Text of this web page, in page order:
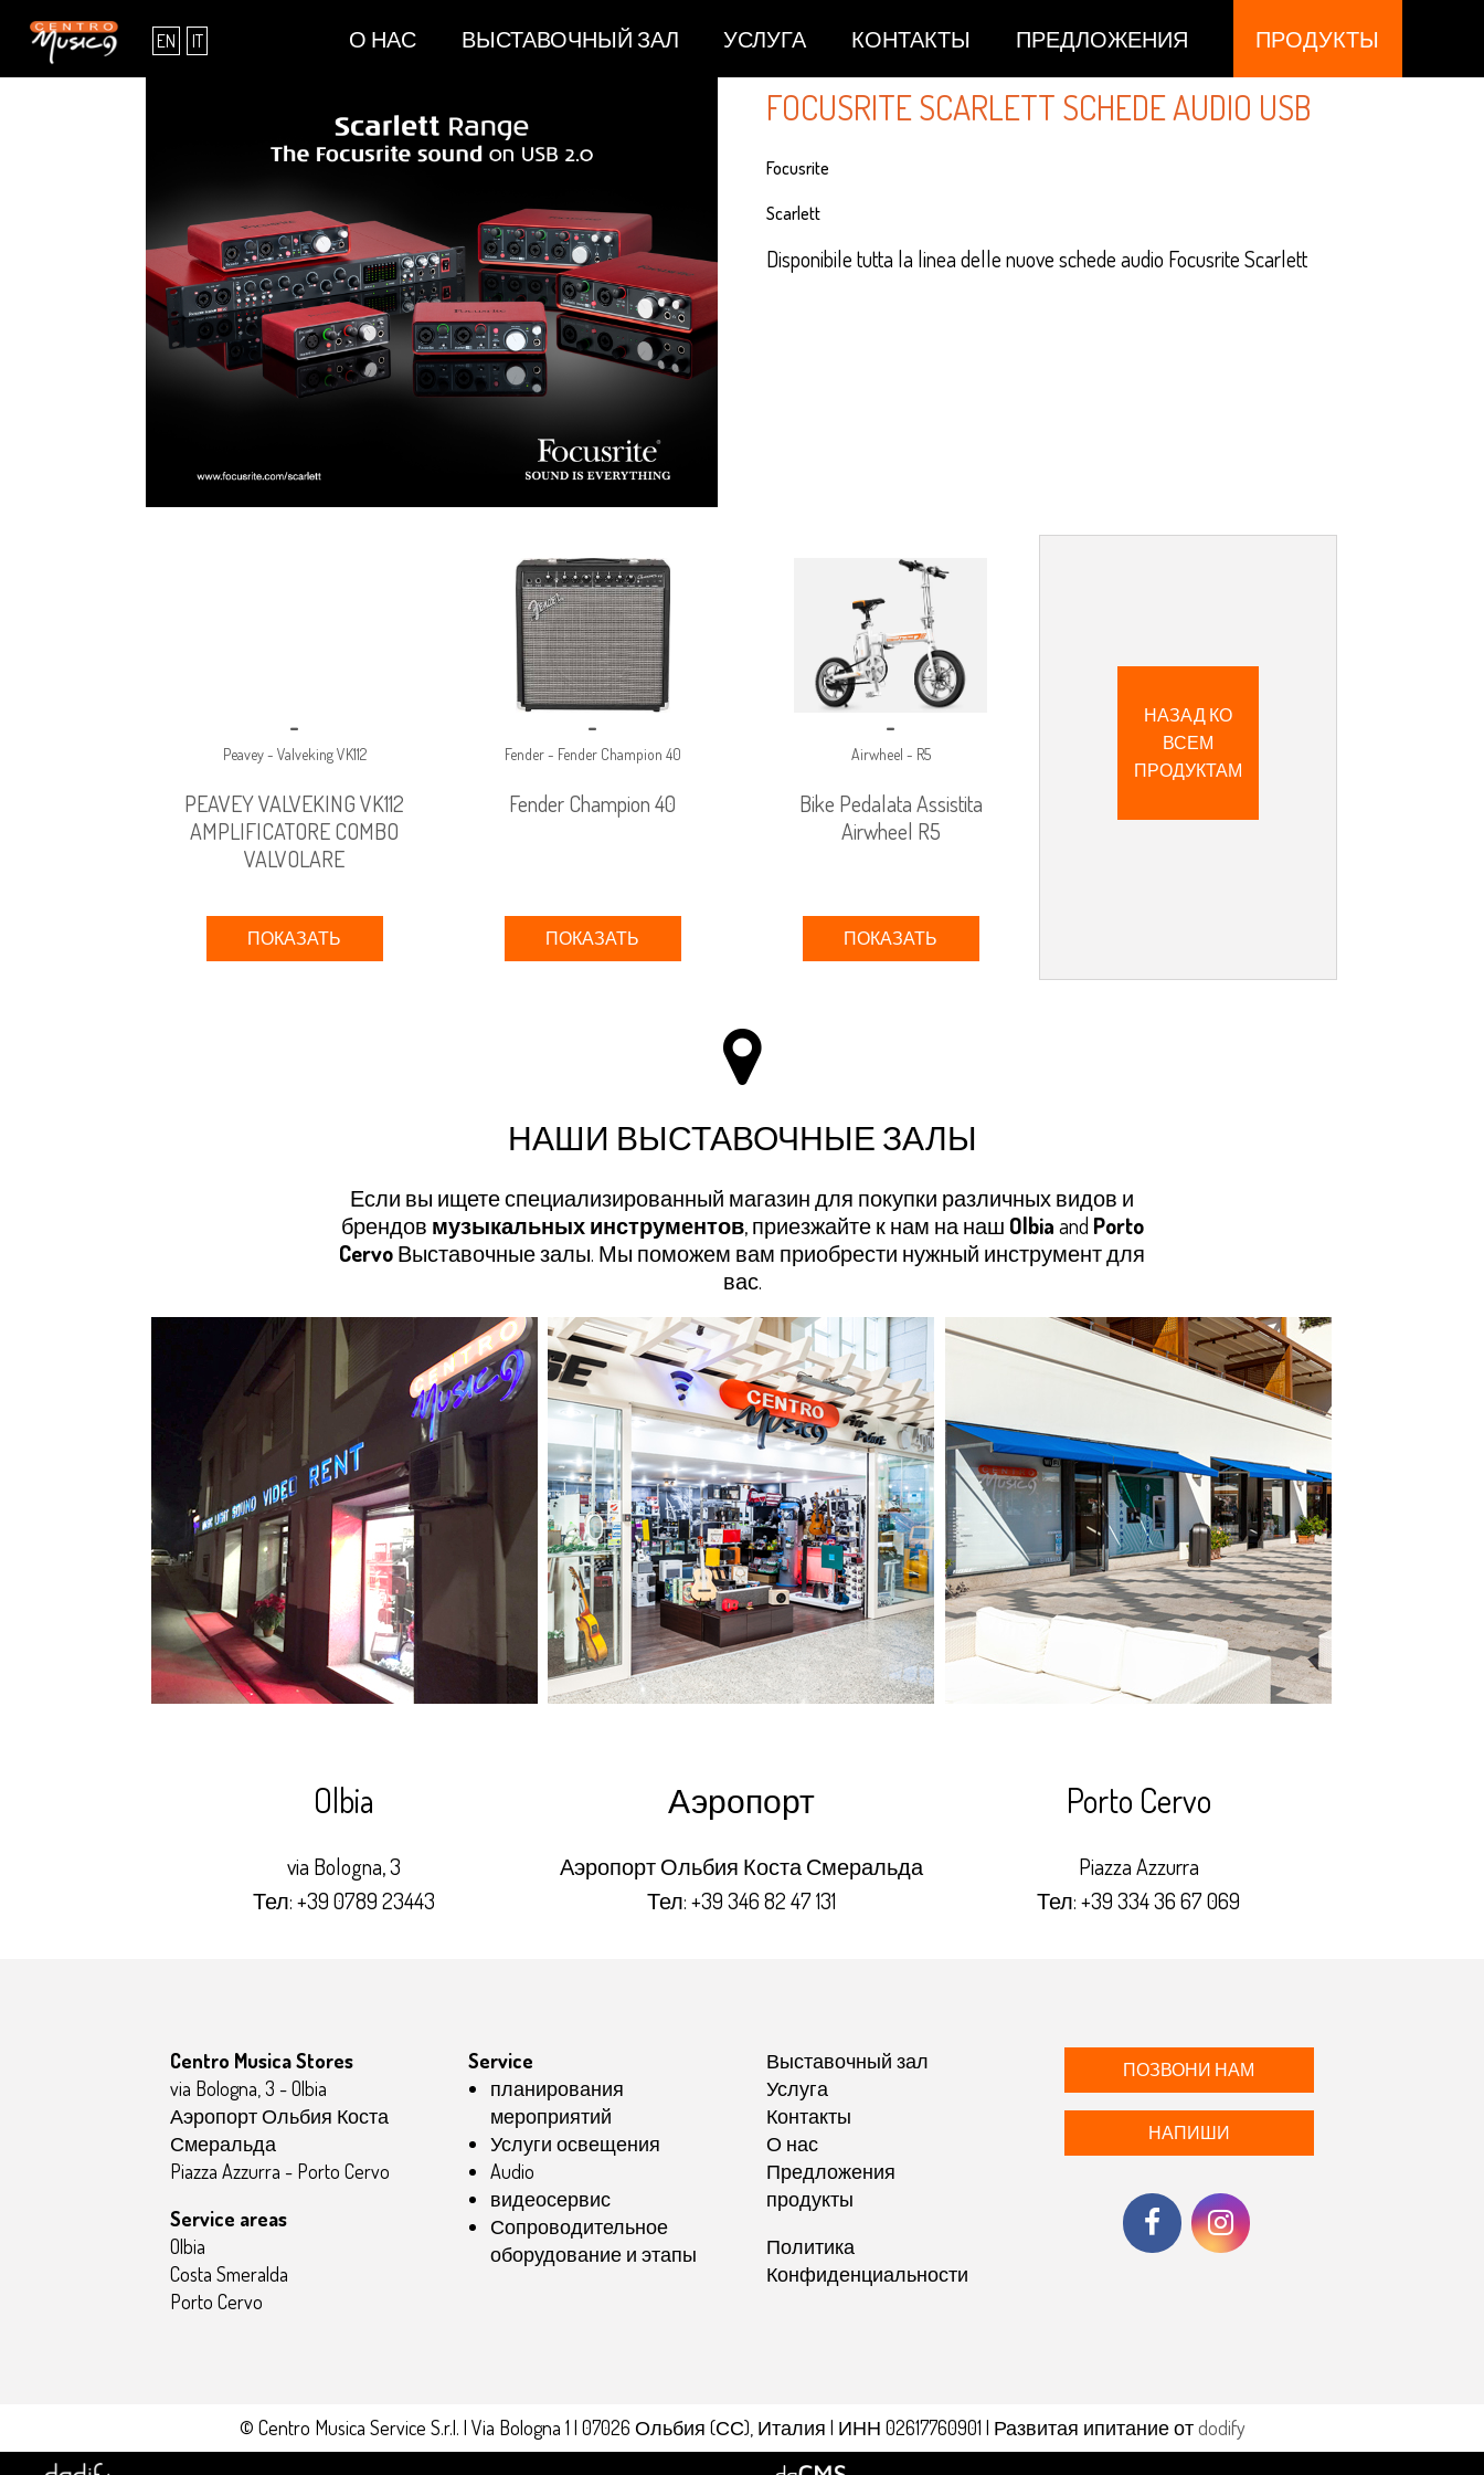
EN IT О НАС ВЫСТАВОЧНЫЙ ЗАЛ УСЛУГА КОНТАКТЫ ПРЕДЛОЖЕНИЯ ПРОДУКТЫ
FOCUSRITE SCARLETT SCHEDE AUDIO USB
Focusrite
Scarlett
Disponibile tutta la linea delle nuove schede audio Focusrite Scarlett
-
Peavey - Valveking VK112
PEAVEY VALVEKING VK112
AMPLIFICATORE COMBO
VALVOLARE
ПОКАЗАТЬ
-
Fender - Fender Champion 40
Fender Champion 40
ПОКАЗАТЬ
-
Airwheel - R5
Bike Pedalata Assistita
Airwheel R5
ПОКАЗАТЬ
НАЗАД КО
ВСЕМ
ПРОДУКТАМ
НАШИ ВЫСТАВОЧНЫЕ ЗАЛЫ
Если вы ищете специализированный магазин для покупки различных видов и
брендов музыкальных инструментов, приезжайте к нам на наш Olbiaand Porto
CervoВыставочные залы. Мы поможем вам приобрести нужный инструмент для
вас.
Olbia
via Bologna, 3
Тел:+39 0789 23443
Аэропорт
Аэропорт Ольбия Коста Смеральда
Тел:+39 346 82 47 131
Porto Cervo
Piazza Azzurra
Тел:+39 334 36 67 069
Centro Musica Stores
via Bologna, 3 - Olbia
Аэропорт Ольбия Коста
Смеральда
Piazza Azzurra - Porto Cervo
Service areas
Olbia
Costa Smeralda
Porto Cervo
Service
планирования
мероприятий
Услуги освещения
Audio
видеосервис
Сопроводительное
оборудование и этапы
Выставочный зал
Услуга
Контакты
О нас
Предложения
продукты
Политика
Конфиденциальности
ПОЗВОНИ НАМ
НАПИШИ
© Centro Musica Service S.r.l. | Via Bologna 1 | 07026 Ольбия (СС), Италия | ИНН 02617760901 | Развитая ипитание отdodify